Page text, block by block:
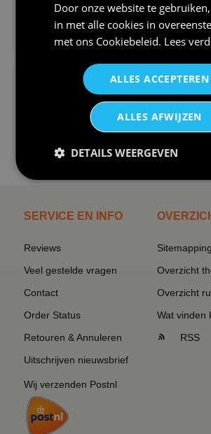
€24,95
V-hals shirt rood wit blauw
I love korfbal t-shirt sport s...
SERVICE EN INFO
Reviews
Veel gestelde vragen
Contact
Order Status
Retouren & Annuleren
Uitschrijven nieuwsbrief
Wij verzenden Postnl
Sitemapping
Overzicht
Overzicht
Wat vinden
RSS
Door onze website te
in met alle cookies in
met ons Cookiebeleid. Lees
ALLES ACCEPTEREN
ALLES AFWIJZEN
DETAILS WEERGEVEN